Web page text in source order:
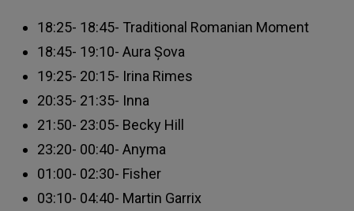
18:25- 18:45- Traditional Romanian Moment
18:45- 19:10- Aura Șova
19:25- 20:15- Irina Rimes
20:35- 21:35- Inna
21:50- 23:05- Becky Hill
23:20- 00:40- Anyma
01:00- 02:30- Fisher
03:10- 04:40- Martin Garrix